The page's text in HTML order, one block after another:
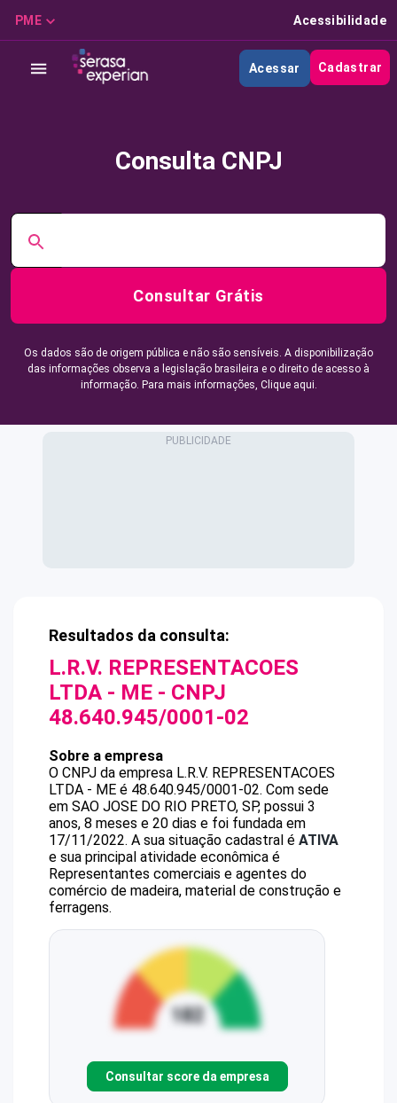
PME Acessibilidade
Acessar Cadastrar
Consulta CNPJ
Consultar Grátis
Os dados são de origem pública e não são sensíveis. A disponibilização
das informações observa a legislação brasileira e o direito de acesso à
informação. Para mais informações, Clique aqui.
Resultados da consulta:
L.R.V. REPRESENTACOES
LTDA - ME - CNPJ
48.640.945/0001-02
Sobre a empresa
O CNPJ da empresa L.R.V. REPRESENTACOES
LTDA - ME é 48.640.945/0001-02. Com sede
em SAO JOSE DO RIO PRETO, SP, possui 3
anos, 8 meses e 20 dias e foi fundada em
17/11/2022. A sua situação cadastral é ATIVA
e sua principal atividade econômica é
Representantes comerciais e agentes do
comércio de madeira, material de construção e
ferragens.
Consultar score da empresa